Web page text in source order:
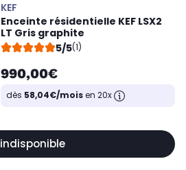
KEF
Enceinte résidentielle KEF LSX2
LT Gris graphite
5/5(1)
990,00€
dès 58,04€/moisen 20x
indisponible